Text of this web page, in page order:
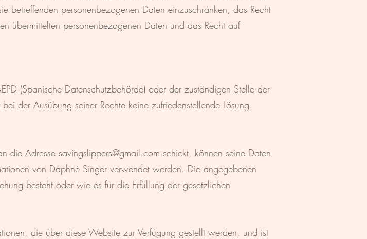
betreffenden personenbezogenen Daten einzuschränken, das Recht
übermittelten personenbezogenen Daten und das Recht auf
(Spanische Datenschutzbehörde) oder der zuständigen Stelle der
der Ausübung seiner Rechte keine zufriedenstellende Lösung
die Adresse savingslippers@gmail.com schickt, können seine Daten
von Daphné Singer verwendet werden. Die angegebenen
besteht oder wie es für die Erfüllung der gesetzlichen
die über diese Website zur Verfügung gestellt werden, und ist